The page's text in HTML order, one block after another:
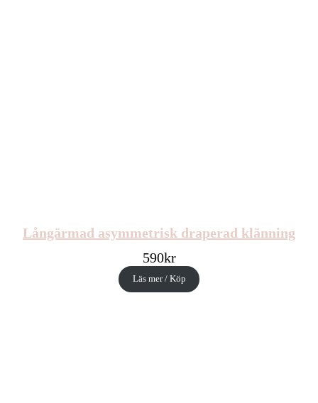
Långärmad asymmetrisk draperad klänning
590kr
Läs mer / Köp